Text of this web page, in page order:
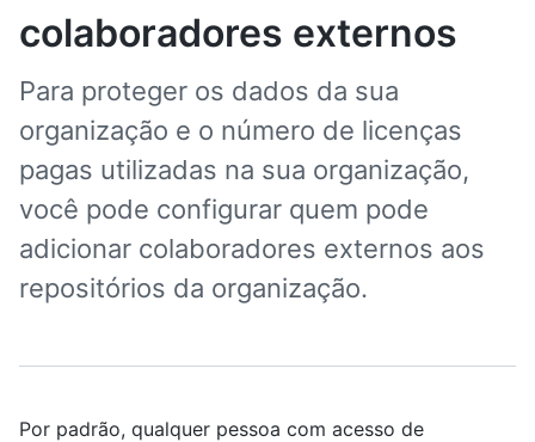
colaboradores externos
Para proteger os dados da sua
organização e o número de licenças
pagas utilizadas na sua organização,
você pode configurar quem pode
adicionar colaboradores externos aos
repositórios da organização.
Por padrão, qualquer pessoa com acesso de